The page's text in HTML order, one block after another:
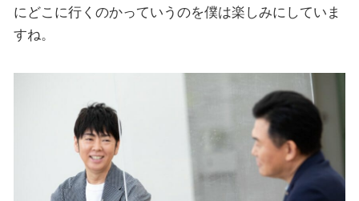
にどこに行くのかっていうのを僕は楽しみにしていま
すね。